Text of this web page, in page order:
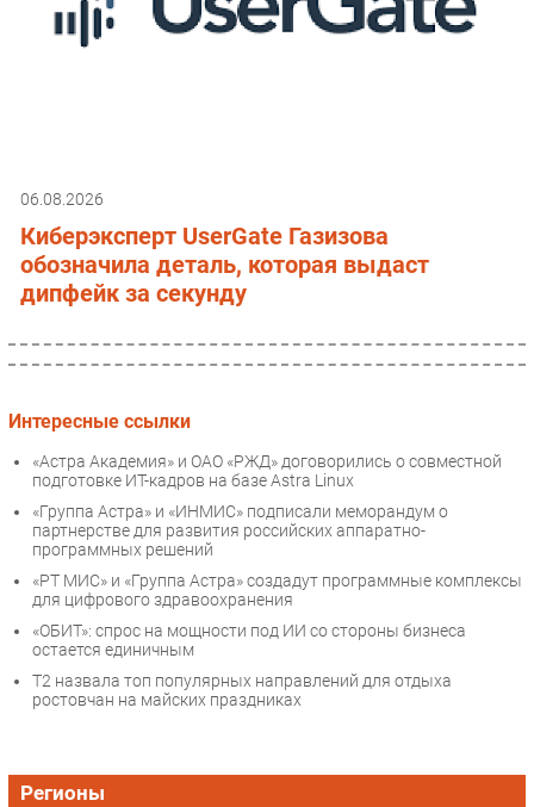
06.08.2026
Киберэксперт UserGate Газизова
обозначила деталь, которая выдаст
дипфейк за секунду
Интересные ссылки
«Астра Академия» и ОАО «РЖД» договорились о совместной
подготовке ИТ-кадров на базе Astra Linux
«Группа Астра» и «ИНМИС» подписали меморандум о
партнерстве для развития российских аппаратно-
программных решений
«РТ МИС» и «Группа Астра» создадут программные комплексы
для цифрового здравоохранения
«ОБИТ»: спрос на мощности под ИИ со стороны бизнеса
остается единичным
T2 назвала топ популярных направлений для отдыха
ростовчан на майских праздниках
Регионы